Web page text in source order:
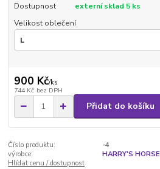
Dostupnost
externí sklad 5 ks
Velikost oblečení
900 Kč/ks
744 Kč bez DPH
Přidat do košíku
Číslo produktu:
-4
výrobce:
HARRY'S HORSE
Hlídat cenu / dostupnost